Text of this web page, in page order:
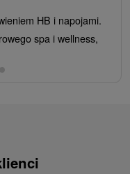
HB i napojami.
spa i wellness,